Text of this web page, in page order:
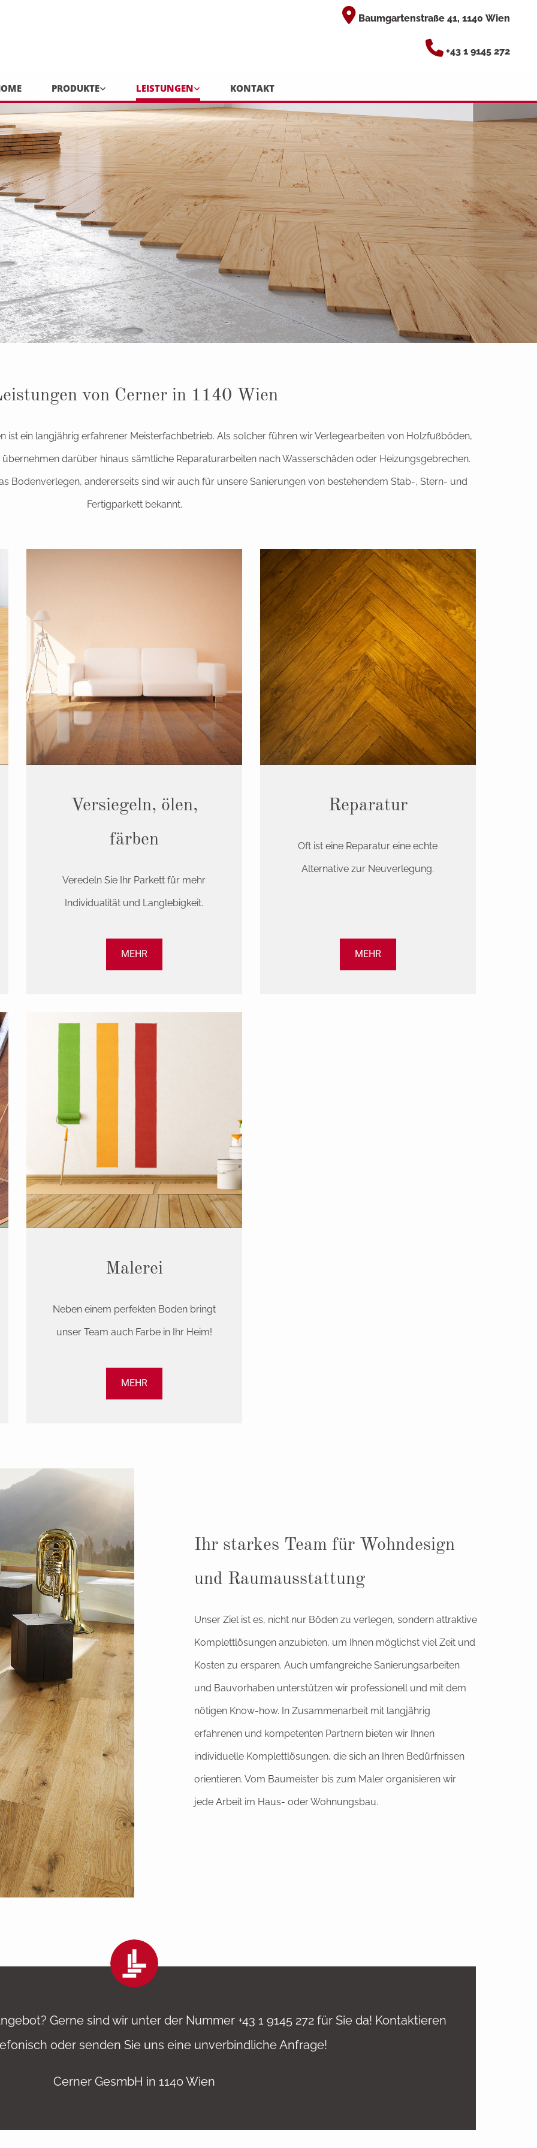
 Baumgartenstraße 41, 1140 Wien
 +43 1 9145 272
PRODUKTE LEISTUNGEN KONTAKT
von Cerner in 1140 Wien
ist ein langjährig erfahrener Meisterfachbetrieb. Als solcher führen wir Verlegearbeiten von Holzfußböden,
darüber hinaus sämtliche Reparaturarbeiten nach Wasserschäden oder Heizungsgebrechen.
Bodenverlegen, andererseits sind wir auch für unsere Sanierungen von bestehendem Stab-, Stern- und
Fertigparkett bekannt.
Versiegeln, ölen,
färben
Veredeln Sie Ihr Parkett für mehr
Individualität und Langlebigkeit.
MEHR
Reparatur
Oft ist eine Reparatur eine echte
Alternative zur Neuverlegung.
MEHR
Malerei
Neben einem perfekten Boden bringt
unser Team auch Farbe in Ihr Heim!
MEHR
Ihr starkes Team für Wohndesign
und Raumausstattung
Unser Ziel ist es, nicht nur Böden zu verlegen, sondern attraktive
Komplettlösungen anzubieten, um Ihnen möglichst viel Zeit und
Kosten zu ersparen. Auch umfangreiche Sanierungsarbeiten
und Bauvorhaben unterstützen wir professionell und mit dem
nötigen Know-how. In Zusammenarbeit mit langjährig
erfahrenen und kompetenten Partnern bieten wir Ihnen
individuelle Komplettlösungen, die sich an Ihren Bedürfnissen
orientieren. Vom Baumeister bis zum Maler organisieren wir
jede Arbeit im Haus- oder Wohnungsbau.
Gerne sind wir unter der Nummer +43 1 9145 272 für Sie da! Kontaktieren
oder senden Sie uns eine unverbindliche Anfrage!
Cerner GesmbH in 1140 Wien